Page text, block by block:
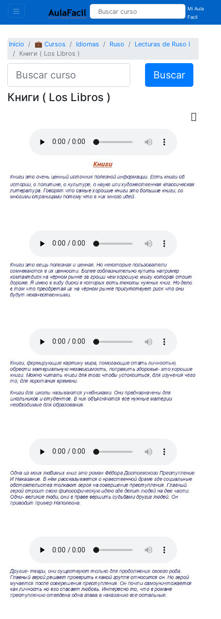
Mi Aula
Facil
Inicio 💼 Cursos Idiomas Ruso
Lecturas de Ruso I
Книги ( Los Libros )
Buscar
Книги ( Los Libros )